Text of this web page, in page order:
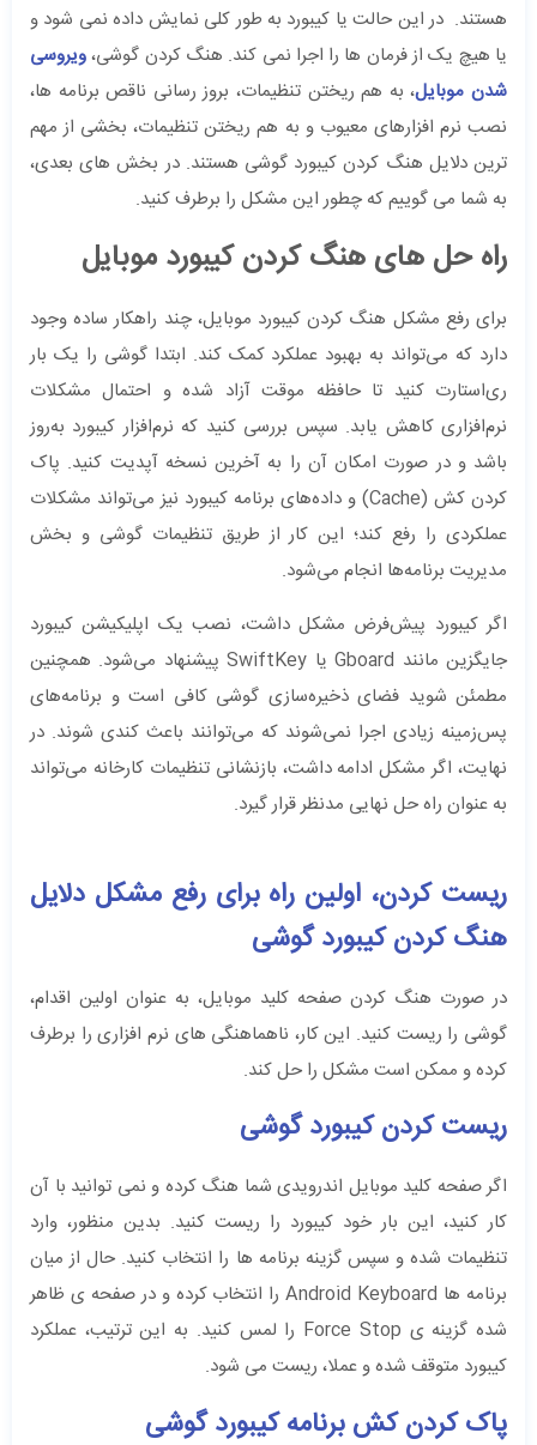
هستند. در این حالت یا کیبورد به طور کلی نمایش داده نمی شود و
یا هیچ یک از فرمان ها را اجرا نمی کند. هنگ کردن گوشی،ویروسی
شدن موبایل، به هم ریختن تنظیمات، بروز رسانی ناقص برنامه ها،
نصب نرم افزارهای معیوب و به هم ریختن تنظیمات، بخشی از مهم
ترین دلایل هنگ کردن کیبورد گوشی هستند. در بخش های بعدی،
به شما می گوییم که چطور این مشکل را برطرف کنید.
راه حل های هنگ کردن کیبورد موبایل
برای رفع مشکل هنگ کردن کیبورد موبایل، چند راهکار ساده وجود
دارد که می‌تواند به بهبود عملکرد کمک کند. ابتدا گوشی را یک بار
ری‌استارت کنید تا حافظه موقت آزاد شده و احتمال مشکلات
نرم‌افزاری کاهش یابد. سپس بررسی کنید که نرم‌افزار کیبورد به‌روز
باشد و در صورت امکان آن را به آخرین نسخه آپدیت کنید. پاک
کردن کش (Cache) و داده‌های برنامه کیبورد نیز می‌تواند مشکلات
عملکردی را رفع کند؛ این کار از طریق تنظیمات گوشی و بخش
مدیریت برنامه‌ها انجام می‌شود.
اگر کیبورد پیش‌فرض مشکل داشت، نصب یک اپلیکیشن کیبورد
جایگزین مانند Gboard یا SwiftKey پیشنهاد می‌شود. همچنین
مطمئن شوید فضای ذخیره‌سازی گوشی کافی است و برنامه‌های
پس‌زمینه زیادی اجرا نمی‌شوند که می‌توانند باعث کندی شوند. در
نهایت، اگر مشکل ادامه داشت، بازنشانی تنظیمات کارخانه می‌تواند
به عنوان راه حل نهایی مدنظر قرار گیرد.
ریست کردن، اولین راه برای رفع مشکل دلایل
هنگ کردن کیبورد گوشی
در صورت هنگ کردن صفحه کلید موبایل، به عنوان اولین اقدام،
گوشی را ریست کنید. این کار، ناهماهنگی های نرم افزاری را برطرف
کرده و ممکن است مشکل را حل کند.
ریست کردن کیبورد گوشی
اگر صفحه کلید موبایل اندرویدی شما هنگ کرده و نمی توانید با آن
کار کنید، این بار خود کیبورد را ریست کنید. بدین منظور، وارد
تنظیمات شده و سپس گزینه برنامه ها را انتخاب کنید. حال از میان
برنامه ها Android Keyboard را انتخاب کرده و در صفحه ی ظاهر
شده گزینه ی Force Stop را لمس کنید. به این ترتیب، عملکرد
کیبورد متوقف شده و عملا، ریست می شود.
پاک کردن کش برنامه کیبورد گوشی